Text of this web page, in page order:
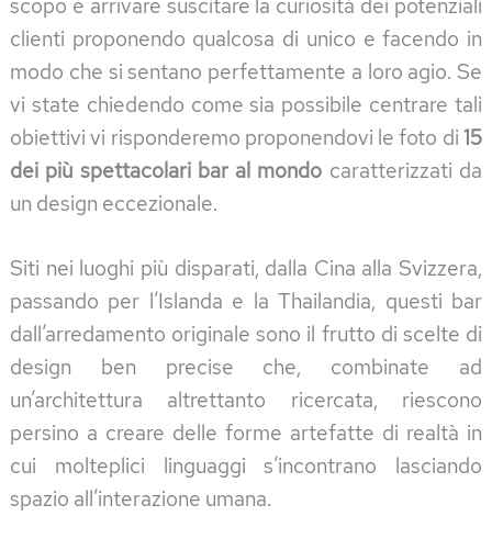
scopo è arrivare suscitare la curiosità dei potenziali
clienti proponendo qualcosa di unico e facendo in
modo che si sentano perfettamente a loro agio. Se
vi state chiedendo come sia possibile centrare tali
obiettivi vi risponderemo proponendovi le foto di 15
dei più spettacolari bar al mondo caratterizzati da
un design eccezionale.
Siti nei luoghi più disparati, dalla Cina alla Svizzera,
passando per l’Islanda e la Thailandia, questi bar
dall’arredamento originale sono il frutto di scelte di
design ben precise che, combinate ad
un’architettura altrettanto ricercata, riescono
persino a creare delle forme artefatte di realtà in
cui molteplici linguaggi s’incontrano lasciando
spazio all’interazione umana.